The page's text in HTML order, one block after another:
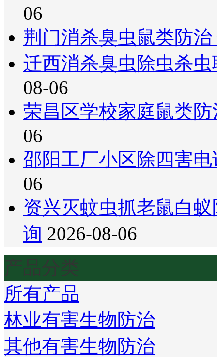
06
荆门消杀臭虫鼠类防
迁西消杀臭虫除虫杀
08-06
荣昌区学校家庭鼠类
06
邵阳工厂小区除四害
06
资兴灭蚊虫抓老鼠白
询 2026-08-06
产品分类
所有产品
林业有害生物防治
其他有害生物防治